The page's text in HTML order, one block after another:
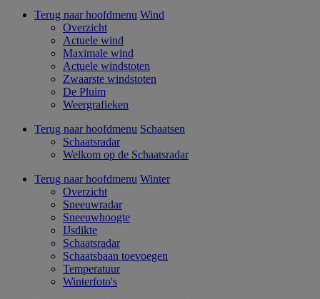
Terug naar hoofdmenu Wind
Overzicht
Actuele wind
Maximale wind
Actuele windstoten
Zwaarste windstoten
De Pluim
Weergrafieken
Terug naar hoofdmenu Schaatsen
Schaatsradar
Welkom op de Schaatsradar
Terug naar hoofdmenu Winter
Overzicht
Sneeuwradar
Sneeuwhoogte
IJsdikte
Schaatsradar
Schaatsbaan toevoegen
Temperatuur
Winterfoto's